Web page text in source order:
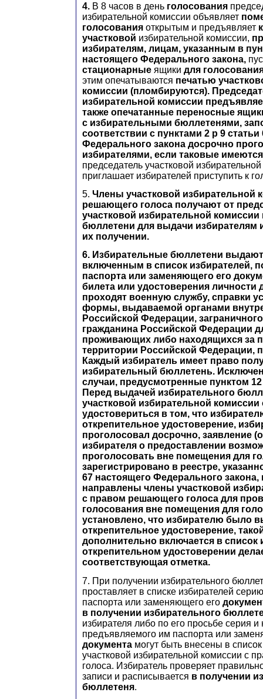
4. В 8 часов в день голосования
избирательной комиссии объявляет
голосования открытым и предъявляет
участковой избирательной комиссии,
избирателям, лицам, указанным в
настоящего Федерального закона,
стационарные ящики для
этим опечатываются печатью
комиссии (пломбируются).
избирательной комиссии
также опечатанные переносные
с избирательными бюллетенями,
соответствии с пунктами 2 р 9
Федерального закона досрочно
избирателями, если таковые
председатель участковой
приглашает избирателей приступить к
5. Члены участковой избирательной
решающего голоса получают от
участковой избирательной
бюллетени для выдачи избирателям
их получении.
6. Избирательные бюллетени
включенным в список избирателей,
паспорта или заменяющего его
билета или удостоверения личности
проходят военную службу, справки
формы, выдаваемой органами
Российской Федерации,
гражданина Российской Федерации
проживающих либо находящихся за
территории Российской Федерации,
Каждый избиратель имеет право
избирательный бюллетень.
случаи, предусмотренные пунктом
Перед выдачей избирательного
участковой избирательной комиссии
удостовериться в том, что
открепительное удостоверение,
проголосовал досрочно, заявление
избирателя о предоставлении
проголосовать вне помещения для
зарегистрировано в реестре,
67 настоящего Федерального закона,
направлены члены участковой
с правом решающего голоса для
голосования вне помещения для
установлено, что избирателю было
открепительное удостоверение,
дополнительно включается в список
открепительном удостоверении
соответствующая отметка.
7. При получении избирательного
проставляет в списке избирателей
паспорта или заменяющего его
в получении избирательного
избирателя либо по его просьбе серия и
предъявляемого им паспорта или
документа могут быть внесены в
участковой избирательной комиссии с
голоса. Избиратель проверяет
записи и расписывается в получении
бюллетеня.